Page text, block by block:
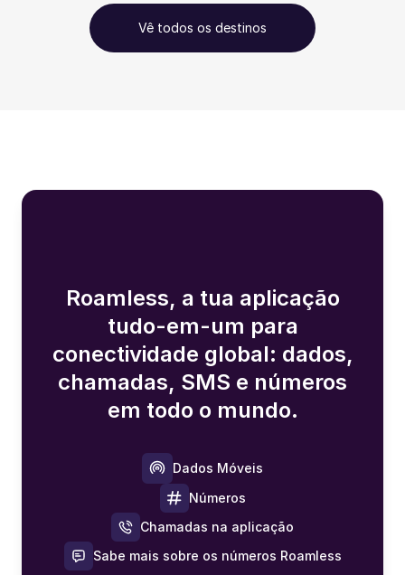
Vê todos os destinos
Roamless, a tua aplicação
tudo-em-um para
conectividade global: dados,
chamadas, SMS e números
em todo o mundo.
Dados Móveis
Números
Chamadas na aplicação
Sabe mais sobre os números Roamless